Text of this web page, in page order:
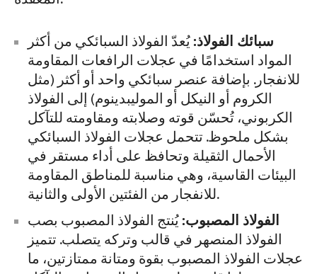
سبائك الفولاذ:يُعدّ الفولاذ السبائكي من أكثر
المواد استخدامًا في عجلات الرافعات المقاومة
للانفجار. بإضافة عنصر سبائكي واحد أو أكثر (مثل
الكروم أو النيكل أو الموليبدينوم) إلى الفولاذ
الكربوني، تُحسّن قوته وصلابته ومقاومته للتآكل
بشكل ملحوظ. تتحمل عجلات الفولاذ السبائكي
الأحمال الثقيلة وتحافظ على أداء مستقر في
البيئات القاسية، وهي مناسبة للمناطق المقاومة
للانفجار من الفئتين الأولى والثانية.
الفولاذ المصبوب:يُنتج الفولاذ المصبوب بصب
الفولاذ المنصهر في قالب وتركه يتصلب. تتميز
عجلات الفولاذ المصبوب بقوة ومتانة ممتازتين، ما